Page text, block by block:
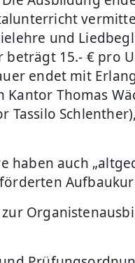
und
beträgt 15.- € pro
endet mit
Kantor Thomas
Tassilo
haben auch